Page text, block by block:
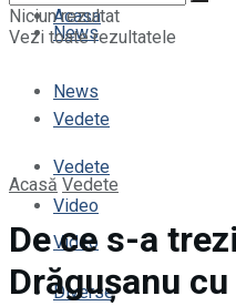
News
Vedete
Video
Diverse
Acasa
News
Vedete
Video
Niciun rezultat
Vezi toate rezultatele
Acasă Vedete
De ce s-a
Drăgușanu